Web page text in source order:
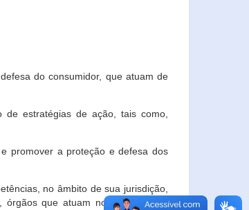
do consumidor, que atuam de
estratégias de ação, tais como,
promover a proteção e defesa dos
no âmbito de sua jurisdição,
órgãos que atuam no âmbito local,